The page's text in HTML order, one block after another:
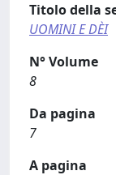
Titolo della
UOMINI E DÈI
N° Volume
8
Da pagina
7
A pagina